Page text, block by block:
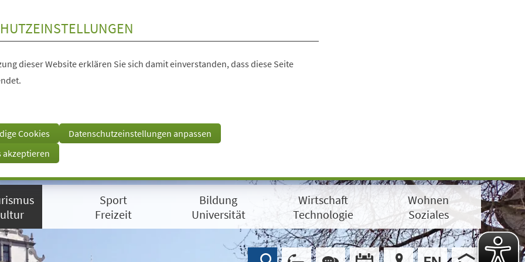
dieser Website erklären Sie sich damit einverstanden, dass diese Seite
Cookies
Datenschutzeinstellungen anpassen
akzeptieren
Sport
Freizeit
Bildung
Universität
Wirtschaft
Technologie
Wohnen
Soziales